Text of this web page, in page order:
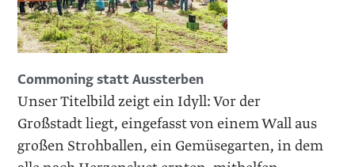
Commoning statt Aussterben
Unser Titelbild zeigt ein Idyll: Vor der
Großstadt liegt, eingefasst von einem Wall aus
großen Strohballen, ein Gemüsegarten, in dem